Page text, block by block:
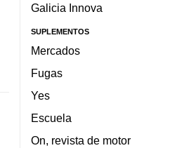
Galicia Innova
SUPLEMENTOS
Mercados
Fugas
Yes
Escuela
On, revista de motor